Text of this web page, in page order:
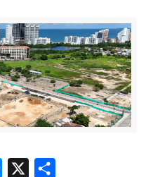
Messenger